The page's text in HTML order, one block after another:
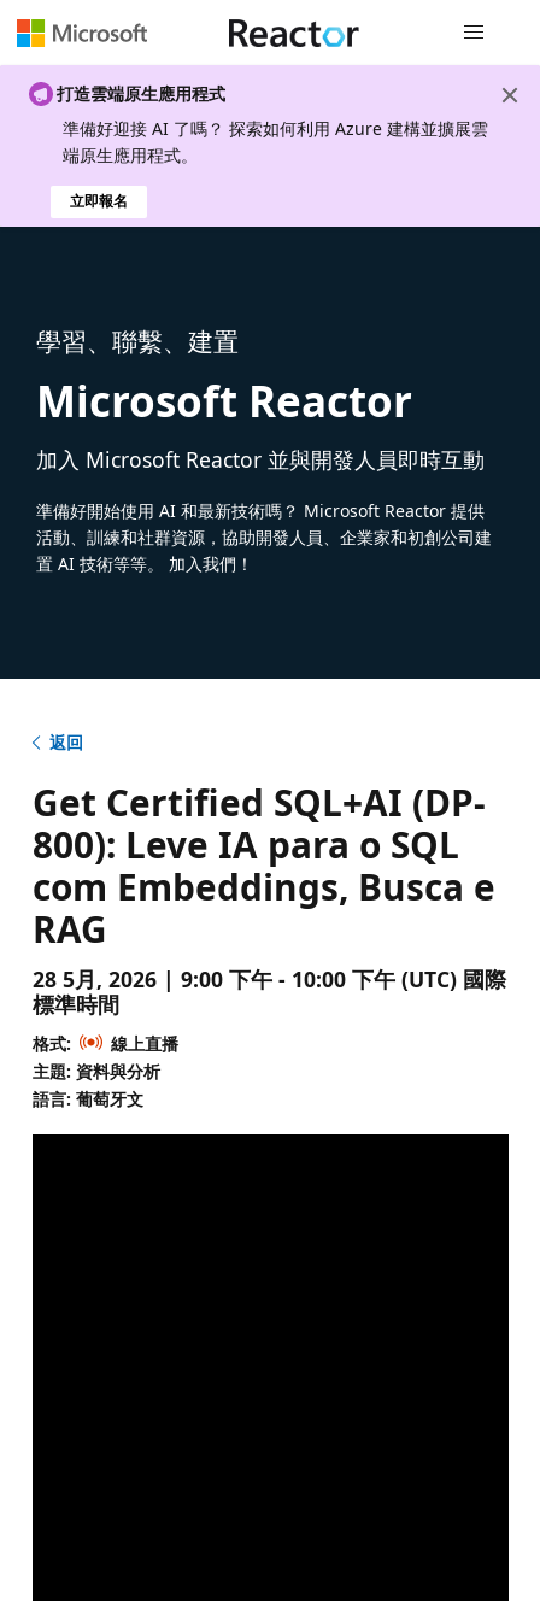
打造雲端原生應用程式
準備好迎接 AI 了嗎？ 探索如何利用 Azure 建構並擴展雲
端原生應用程式。
立即報名
學習、聯繫、建置
Microsoft Reactor
加入 Microsoft Reactor 並與開發人員即時互動
準備好開始使用 AI 和最新技術嗎？ Microsoft Reactor 提供
活動、訓練和社群資源，協助開發人員、企業家和初創公司建
置 AI 技術等等。 加入我們！
返回
Get Certified SQL+AI (DP-
800): Leve IA para o SQL
com Embeddings, Busca e
RAG
28 5月, 2026 | 9:00 下午 - 10:00 下午 (UTC) 國際
標準時間
格式:
線上直播
主題: 資料與分析
語言: 葡萄牙文